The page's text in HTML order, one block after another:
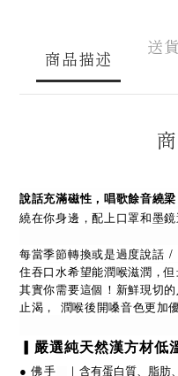
商品描述
送
說話充滿磁性，唱歌餘音繞梁
繞在你身邊，配上口罩和墨
每當季節轉換或是過度說話 /
住吞口水希望能潤喉滋潤，
其實你需要這個！新鮮現切
止渴， 潤喉後開嗓音色更加
▎ 嚴選純天然漢方材低
● 佛手 ｜ 含有蛋白質、脂肪